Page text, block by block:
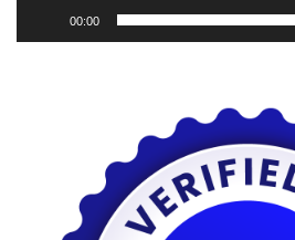
00:00